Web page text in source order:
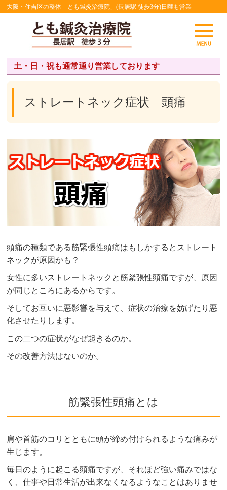
大阪・住吉区の整体「とも鍼灸治療院」(長居駅 徒歩3分)日曜も営業
土・日・祝も通常通り営業しております
ストレートネック症状 頭痛
頭痛の種類である筋緊張性頭痛はもしかするとストレート
ネックが原因かも？
女性に多いストレートネックと筋緊張性頭痛ですが、原因
が同じところにあるからです。
そしてお互いに悪影響を与えて、症状の治療を妨げたり悪
化させたりします。
この二つの症状がなぜ起きるのか。
その改善方法はないのか。
筋緊張性頭痛とは
肩や首筋のコリとともに頭が締め付けられるような痛みが
生じます。
毎日のように起こる頭痛ですが、それほど強い痛みではな
く、仕事や日常生活が出来なくなるようなことはありませ